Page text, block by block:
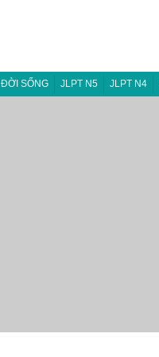
ĐỜI SỐNG JLPT N5 JLPT N4